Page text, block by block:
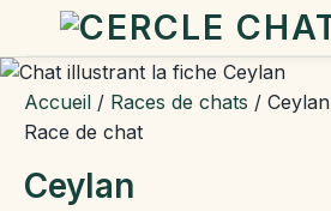
Accueil / Races de chats / Ceylan
Race de chat
Ceylan